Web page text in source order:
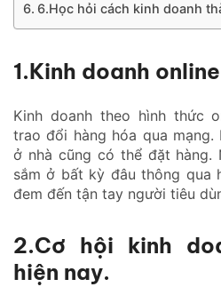
6.Học hỏi cách kinh doanh
1.Kinh doanh
Kinh doanh theo hình thức
trao đổi hàng hóa qua
ở nhà cũng có thể đặt hàng.
sắm ở bất kỳ đâu thông qua
đem đến tận tay người tiêu
2.Cơ hội kinh
hiện nay.